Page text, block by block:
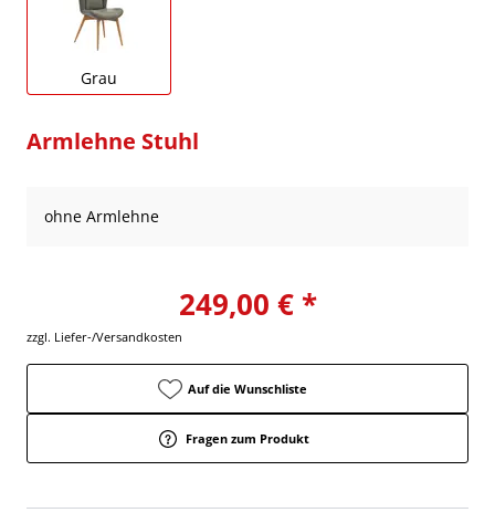
Grau
Armlehne Stuhl
ohne Armlehne
249,00 € *
zzgl. Liefer-/Versandkosten
Auf die Wunschliste
Fragen zum Produkt